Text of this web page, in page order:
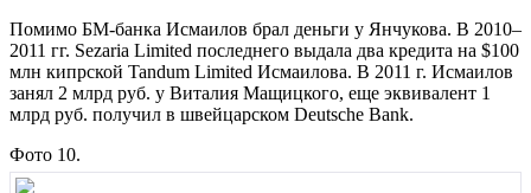
Помимо БМ-банка Исмаилов брал деньги у Янчукова. В 2010–
2011 гг. Sezaria Limited последнего выдала два кредита на $100
млн кипрской Tandum Limited Исмаилова. В 2011 г. Исмаилов
занял 2 млрд руб. у Виталия Мащицкого, еще эквивалент 1
млрд руб. получил в швейцарском Deutsche Bank.
Фото 10.